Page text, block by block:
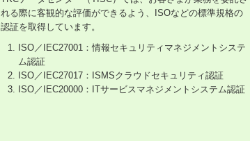
れる際に客観的な評価ができるよう、ISOなどの標準規格の
認証を取得しています。
ISO／IEC27001：情報セキュリティマネジメントシステ
ム認証
ISO／IEC27017：ISMSクラウドセキュリティ認証
ISO／IEC20000：ITサービスマネジメントシステム認証